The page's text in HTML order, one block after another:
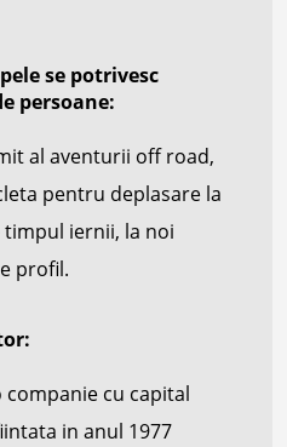
se potrivesc
persoane:
al aventurii off road,
pentru deplasare la
timpul iernii, la noi
profil.
companie cu capital
in anul 1977